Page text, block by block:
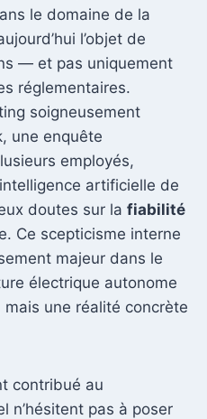
le domaine de la
l’objet de
— et pas uniquement
réglementaires.
soigneusement
une enquête
employés,
artificielle de
doutes sur la fiabilité
Ce scepticisme interne
majeur dans le
électrique autonome
mais une réalité concrète
contribué au
n’hésitent pas à poser